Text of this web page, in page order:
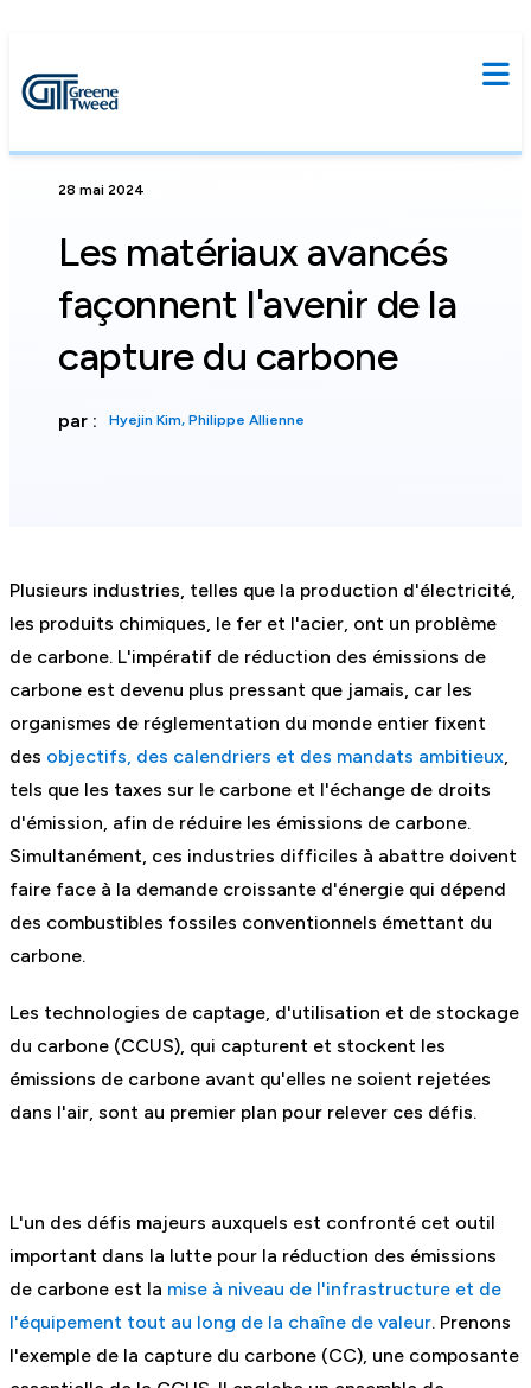
28 mai 2024
Les matériaux avancés
façonnent l'avenir de la
capture du carbone
par : Hyejin Kim, Philippe Allienne
Plusieurs industries, telles que la production d'électricité,
les produits chimiques, le fer et l'acier, ont un problème
de carbone. L'impératif de réduction des émissions de
carbone est devenu plus pressant que jamais, car les
organismes de réglementation du monde entier fixent
des objectifs, des calendriers et des mandats ambitieux
tels que les taxes sur le carbone et l'échange de droits
d'émission, afin de réduire les émissions de carbone.
Simultanément, ces industries difficiles à abattre doivent
faire face à la demande croissante d'énergie qui dépend
des combustibles fossiles conventionnels émettant du
carbone.
Les technologies de captage, d'utilisation et de stockage
du carbone (CCUS), qui capturent et stockent les
émissions de carbone avant qu'elles ne soient rejetées
dans l'air, sont au premier plan pour relever ces défis.
L'un des défis majeurs auxquels est confronté cet outil
important dans la lutte pour la réduction des émissions
de carbone est la mise à niveau de l'infrastructure et de
l'équipement tout au long de la chaîne de valeur. Prenons
l'exemple de la capture du carbone (CC), une composante